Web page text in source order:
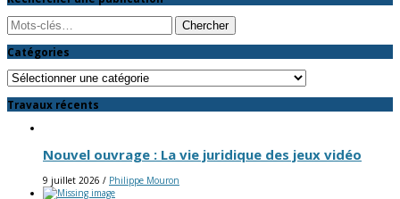
Search
Catégories
Catégories
Travaux récents
Nouvel ouvrage : La vie juridique des jeux vidéo
9 juillet 2026 / Philippe Mouron